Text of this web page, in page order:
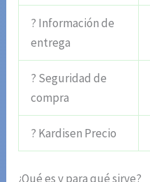
? Información de
entrega
? Seguridad de
compra
? Kardisen Precio
¿Qué es y para qué sirve?